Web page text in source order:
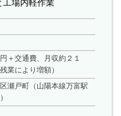
工場内軽作業
＋交通費、月収約２１
業により増額）
瀬戸町（山陽本線万富駅